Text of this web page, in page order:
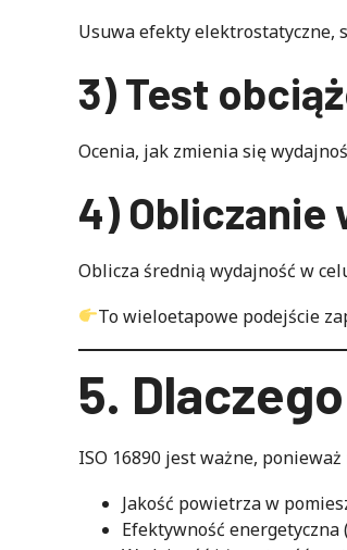
Usuwa efekty elektrostatyczne,
3) Test
Ocenia, jak zmienia się
4) Obliczanie
Oblicza średnią wydajność w
To wieloetapowe podejście
5.
ISO 16890 jest ważne,
Jakość powietrza w
Efektywność